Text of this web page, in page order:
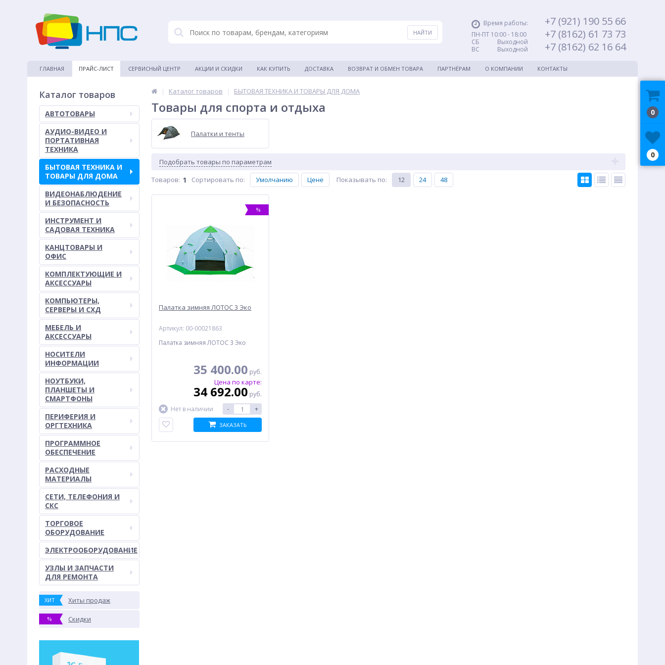
Время работы:
ПН-ПТ 10:00 - 18:00
СБ Выходной
ВС Выходной
+7 (921) 190 55 66
+7 (8162) 61 73 73
+7 (8162) 62 16 64
ГЛАВНАЯ ПРАЙС-ЛИСТ СЕРВИСНЫЙ ЦЕНТР АКЦИИ И СКИДКИ КАК КУПИТЬ ДОСТАВКА ВОЗВРАТ И ОБМЕН ТОВАРА ПАРТНЁРАМ О КОМПАНИИ КОНТАКТЫ
Каталог товаров
АВТОТОВАРЫ
АУДИО-ВИДЕО И
ПОРТАТИВНАЯ
ТЕХНИКА
БЫТОВАЯ ТЕХНИКА И
ТОВАРЫ ДЛЯ ДОМА
ВИДЕОНАБЛЮДЕНИЕ
И БЕЗОПАСНОСТЬ
ИНСТРУМЕНТ И
САДОВАЯ ТЕХНИКА
КАНЦТОВАРЫ И
ОФИС
КОМПЛЕКТУЮЩИЕ И
АКСЕССУАРЫ
КОМПЬЮТЕРЫ,
СЕРВЕРЫ И СХД
МЕБЕЛЬ И
АКСЕССУАРЫ
НОСИТЕЛИ
ИНФОРМАЦИИ
НОУТБУКИ,
ПЛАНШЕТЫ И
СМАРТФОНЫ
ПЕРИФЕРИЯ И
ОРГТЕХНИКА
ПРОГРАММНОЕ
ОБЕСПЕЧЕНИЕ
РАСХОДНЫЕ
МАТЕРИАЛЫ
СЕТИ, ТЕЛЕФОНИЯ И
СКС
ТОРГОВОЕ
ОБОРУДОВАНИЕ
ЭЛЕКТРООБОРУДОВАНИЕ
УЗЛЫ И ЗАПЧАСТИ
ДЛЯ РЕМОНТА
ХИТ Хиты продаж
% Скидки
| Каталог товаров | БЫТОВАЯ ТЕХНИКА И ТОВАРЫ ДЛЯ ДОМА
Товары для спорта и отдыха
Палатки и тенты
Подобрать товары по параметрам
Товаров: 1 Сортировать по: Умолчанию Цене Показывать по: 12 24 48
%
Палатка зимняя ЛОТОС 3 Эко
Артикул: 00-00021863
Палатка зимняя ЛОТОС 3 Эко
35 400.00 руб.
Цена по карте:
34 692.00 руб.
Нет в наличии
- +
ЗАКАЗАТЬ
0
0